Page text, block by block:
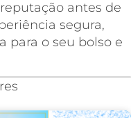
antes de
segura,
para o seu bolso e